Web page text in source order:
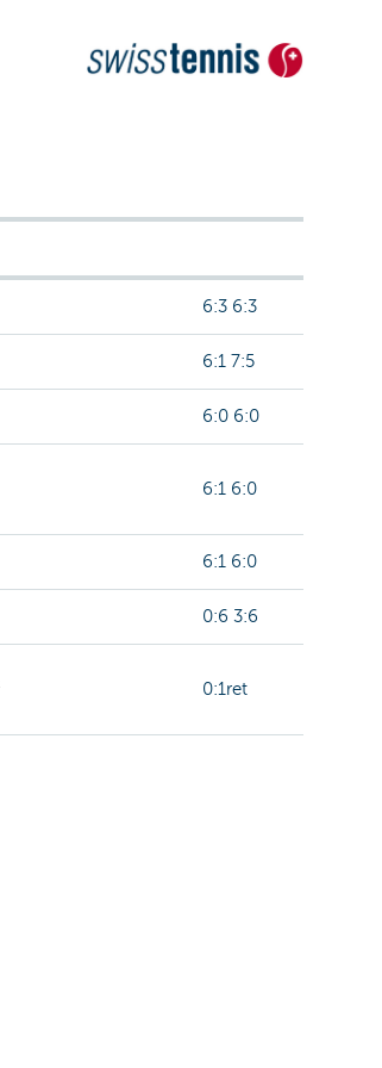
6:3 6:3
6:1 7:5
6:0 6:0
6:1 6:0
6:1 6:0
0:6 3:6
0:1ret